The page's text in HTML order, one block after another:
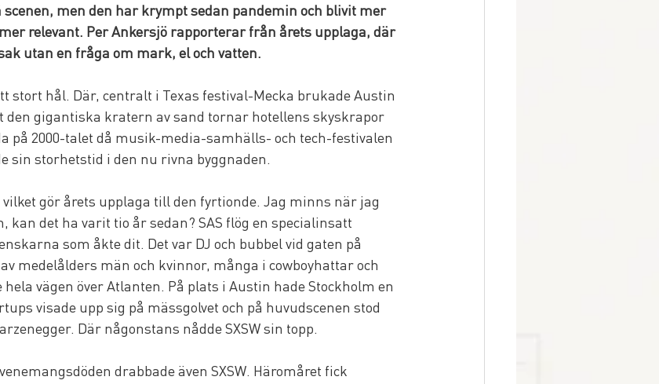
men den har krympt sedan pandemin och blivit mer
relevant. Per Ankersjö rapporterar från årets upplaga, där
utan en fråga om mark, el och vatten.
stort hål. Där, centralt i Texas festival-Mecka brukade Austin
den gigantiska kratern av sand tornar hotellens skyskrapor
på 2000-talet då musik-media-samhälls- och tech-festivalen
sin storhetstid i den nu rivna byggnaden.
vilket gör årets upplaga till den fyrtionde. Jag minns när jag
kan det ha varit tio år sedan? SAS flög en specialinsatt
som åkte dit. Det var DJ och bubbel vid gaten på
medelålders män och kvinnor, många i cowboyhattar och
vägen över Atlanten. På plats i Austin hade Stockholm en
visade upp sig på mässgolvet och på huvudscenen stod
Där någonstans nådde SXSW sin topp.
drabbade även SXSW. Häromåret fick